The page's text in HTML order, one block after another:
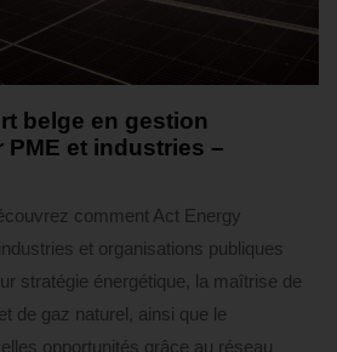
belge en gestion
et industries –
comment Act Energy
et organisations publiques
stratégie énergétique, la maîtrise de
de gaz naturel, ainsi que le
opportunités grâce au réseau